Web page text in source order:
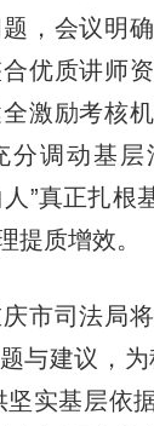
，会议明
优质讲师
激励考核
分调动基
”真正扎根
提质增效。
司法局将
与建议，
坚实基层依